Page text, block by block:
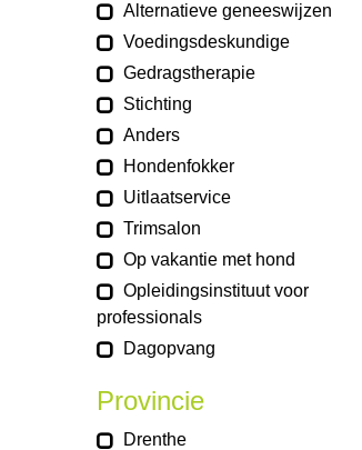
Alternatieve geneeswijzen
Voedingsdeskundige
Gedragstherapie
Stichting
Anders
Hondenfokker
Uitlaatservice
Trimsalon
Op vakantie met hond
Opleidingsinstituut voor
professionals
Dagopvang
Provincie
Drenthe